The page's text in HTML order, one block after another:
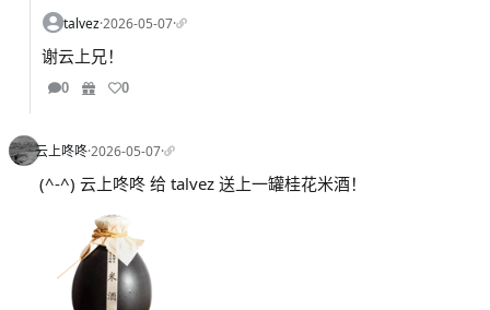
talvez·2026-05-07·
谢云上兄！
0 0
云上咚咚·2026-05-07·
(^-^) 云上咚咚 给 talvez 送上一罐桂花米酒！